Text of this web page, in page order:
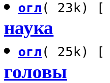
огл(
наука
огл(
головы